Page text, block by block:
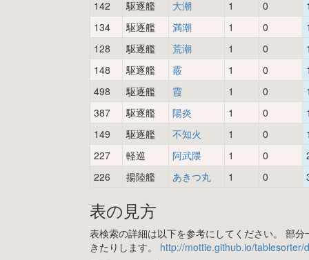
142
駆逐艦 大潮 1 0
134
駆逐艦 満潮 1 0
128
駆逐艦 荒潮 1 0
148
駆逐艦 霰 1 0
498
駆逐艦 霞 1 0
387
駆逐艦 陽炎 1 0
149
駆逐艦 不知火 1 0
227
軽巡 阿武隈 1 0
226
揚陸艦 あきつ丸 1 0
表の見方
表検索の詳細は以下を参考にしてください。 部
きたりします。 http://mottie.github.io/